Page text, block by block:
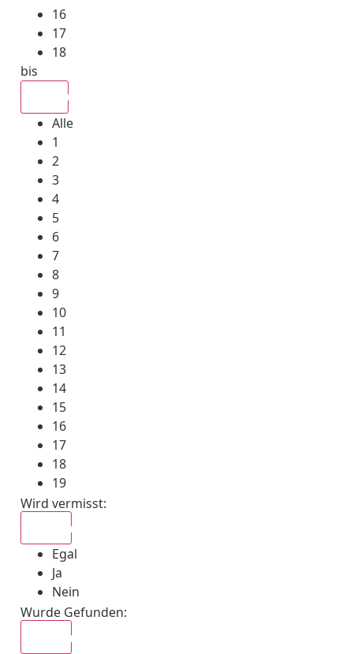
16
17
18
bis
Alle
1
2
3
4
5
6
7
8
9
10
11
12
13
14
15
16
17
18
19
Wird vermisst:
Egal
Ja
Nein
Wurde Gefunden: